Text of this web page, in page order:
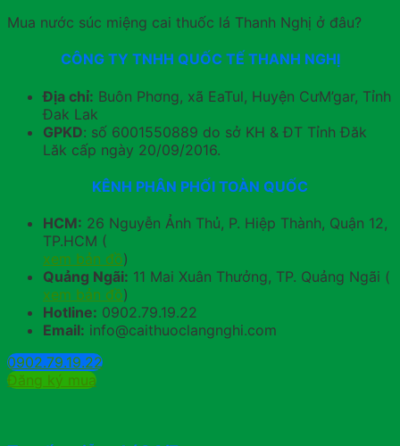
Mua nước súc miệng cai thuốc lá Thanh Nghị ở đâu?
CÔNG TY TNHH QUỐC TẾ THANH NGHỊ
Địa chỉ: Buôn Phơng, xã EaTul, Huyện CưM’gar, Tỉnh
Đak Lak
GPKD: số 6001550889 do sở KH & ĐT Tỉnh Đăk
Lăk cấp ngày 20/09/2016.
KÊNH PHÂN PHỐI TOÀN QUỐC
HCM: 26 Nguyễn Ảnh Thủ, P. Hiệp Thành, Quận 12,
TP.HCM (
xem bản đồ)
Quảng Ngãi: 11 Mai Xuân Thưởng, TP. Quảng Ngãi (
xem bản đồ)
Hotline: 0902.79.19.22
Email: info@caithuoclangnghi.com
0902.79.19.22
Đăng ký mua